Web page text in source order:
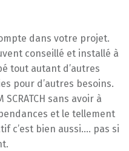
dans votre projet.
conseillé et installé à
tout autant d’autres
pour d’autres besoins.
sans avoir à
et le tellement
c’est bien aussi…. pas si